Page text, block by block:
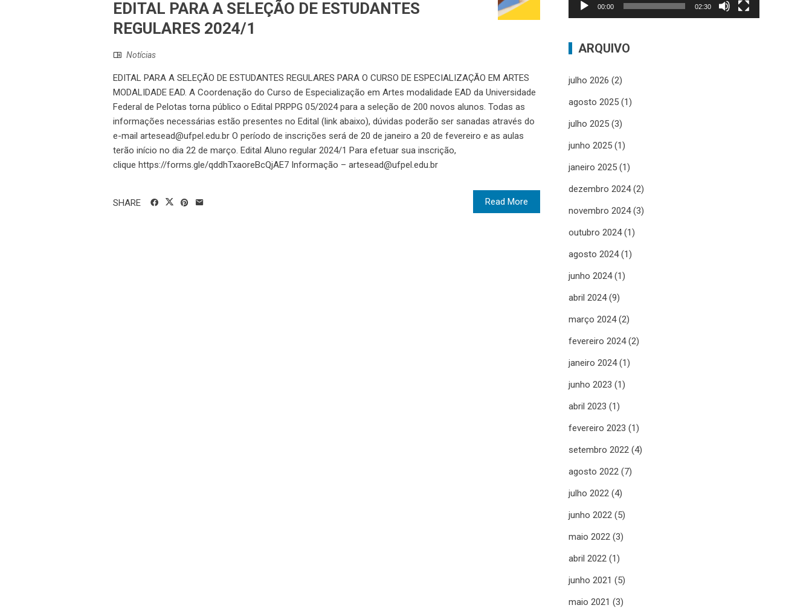
EDITAL PARA A SELEÇÃO DE ESTUDANTES
REGULARES 2024/1
Notícias
EDITAL PARA A SELEÇÃO DE ESTUDANTES REGULARES PARA O CURSO DE ESPECIALIZAÇÃO EM ARTES
MODALIDADE EAD. A Coordenação do Curso de Especialização em Artes modalidade EAD da Universidade
Federal de Pelotas torna público o Edital PRPPG 05/2024 para a seleção de 200 novos alunos. Todas as
informações necessárias estão presentes no Edital (link abaixo), dúvidas poderão ser sanadas através do
e-mail artesead@ufpel.edu.br O período de inscrições será de 20 de janeiro a 20 de fevereiro e as aulas
terão início no dia 22 de março. Edital Aluno regular 2024/1 Para efetuar sua inscrição,
clique https://forms.gle/qddhTxaoreBcQjAE7 Informação – artesead@ufpel.edu.br
Read More
SHARE
00:00 02:30
ARQUIVO
julho 2026 (2)
agosto 2025 (1)
julho 2025 (3)
junho 2025 (1)
janeiro 2025 (1)
dezembro 2024(2)
novembro 2024(3)
outubro 2024(1)
agosto 2024(1)
junho 2024(1)
abril 2024(9)
março 2024(2)
fevereiro 2024(2)
janeiro 2024(1)
junho 2023 (1)
abril 2023 (1)
fevereiro 2023 (1)
setembro 2022 (4)
agosto 2022 (7)
julho 2022 (4)
junho 2022 (5)
maio 2022 (3)
abril 2022 (1)
junho 2021 (5)
maio 2021 (3)